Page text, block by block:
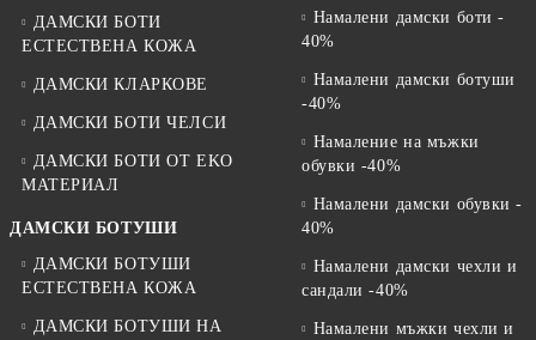
ДАМСКИ БОТИ
ЕСТЕСТВЕНА КОЖА
ДАМСКИ КЛАРКОВЕ
ДАМСКИ БОТИ ЧЕЛСИ
ДАМСКИ БОТИ ОТ EKO
МАТЕРИАЛ
ДАМСКИ БОТУШИ
ДАМСКИ БОТУШИ
ЕСТЕСТВЕНА КОЖА
ДАМСКИ БОТУШИ НА
Намалени дамски боти -
40%
Намалени дамски ботуши
-40%
Намаление на мъжки
обувки -40%
Намалени дамски обувки -
40%
Намалени дамски чехли и
сандали -40%
Намалени мъжки чехли и